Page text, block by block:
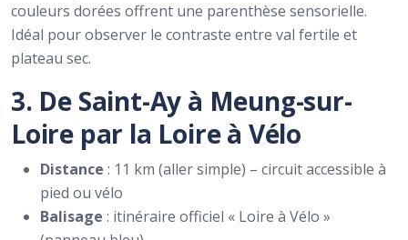
couleurs dorées offrent une parenthèse sensorielle.
Idéal pour observer le contraste entre val fertile et
plateau sec.
3. De Saint-Ay à Meung-sur-
Loire par la Loire à Vélo
Distance : 11 km (aller simple) – circuit accessible à
pied ou vélo
Balisage : itinéraire officiel « Loire à Vélo »